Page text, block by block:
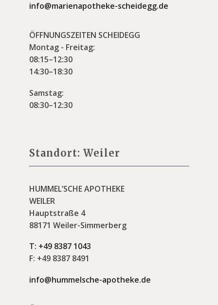
info@marienapotheke-scheidegg.de
ÖFFNUNGSZEITEN SCHEIDEGG
Montag - Freitag:
08:15–12:30
14:30–18:30
Samstag:
08:30–12:30
Standort: Weiler
HUMMEL’SCHE APOTHEKE
WEILER
Hauptstraße 4
88171 Weiler-Simmerberg
T: +49 8387 1043
F: +49 8387 8491
info@hummelsche-apotheke.de